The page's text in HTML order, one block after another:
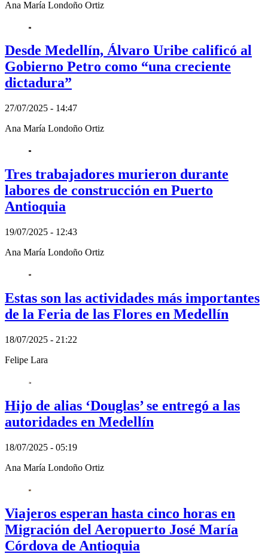
Ana María Londoño Ortiz
Desde Medellín, Álvaro Uribe calificó al
Gobierno Petro como “una creciente
dictadura”
27/07/2025 - 14:47
Ana María Londoño Ortiz
Tres trabajadores murieron durante
labores de construcción en Puerto
Antioquia
19/07/2025 - 12:43
Ana María Londoño Ortiz
Estas son las actividades más importantes
de la Feria de las Flores en Medellín
18/07/2025 - 21:22
Felipe Lara
Hijo de alias ‘Douglas’ se entregó a las
autoridades en Medellín
18/07/2025 - 05:19
Ana María Londoño Ortiz
Viajeros esperan hasta cinco horas en
Migración del Aeropuerto José María
Córdova de Antioquia